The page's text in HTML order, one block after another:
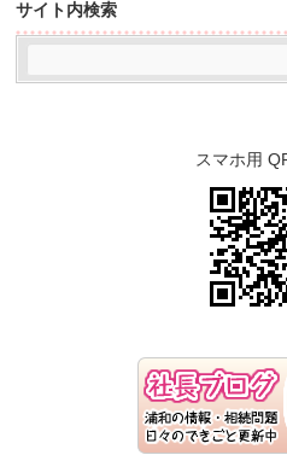
サイト内検索
スマホ用